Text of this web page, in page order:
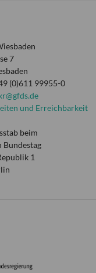
7
(0)611 99955-0
und Erreichbarkeit
beim
Bundestag
1